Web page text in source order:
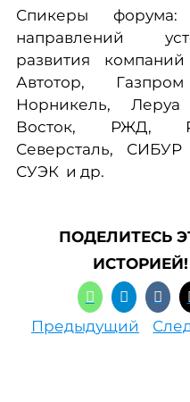
Спикеры
направлений
развития
Автотор,
Норникель,
Восток, РЖД,
Северсталь, СИБУР
СУЭК и др.
ПОДЕЛИТЕСЬ
ИСТОРИЕЙ!
Предыдущий